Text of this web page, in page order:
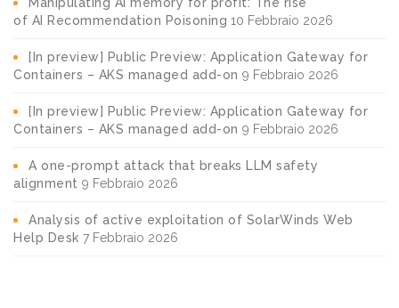
of AI Recommendation Poisoning 10 Febbraio 2026
[In preview] Public Preview: Application Gateway for
Containers – AKS managed add-on 9 Febbraio 2026
[In preview] Public Preview: Application Gateway for
Containers – AKS managed add-on 9 Febbraio 2026
A one-prompt attack that breaks LLM safety
alignment 9 Febbraio 2026
Analysis of active exploitation of SolarWinds Web
Help Desk 7 Febbraio 2026